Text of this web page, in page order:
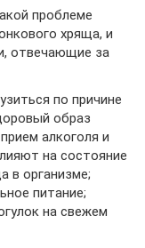
проблеме
хряща, и
отвечающие за
по причине
образ
алкоголя и
на состояние
в организме;
питание;
на свежем